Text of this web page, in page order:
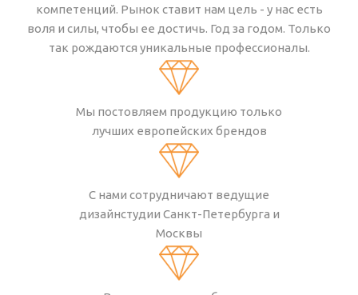
компетенций. Рынок ставит нам цель - у нас есть
воля и силы, чтобы ее достичь. Год за годом. Только
так рождаются уникальные профессионалы.
Мы постовляем продукцию только
лучших европейских брендов
С нами сотрудничают ведущие
дизайнстудии Санкт-Петербурга и
Москвы